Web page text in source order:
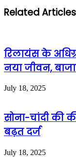
Related Articles
रिलायंस के
नया जीवन,
July 18, 2025
सोना-चांदी की
बढ़त दर्ज
July 18, 2025